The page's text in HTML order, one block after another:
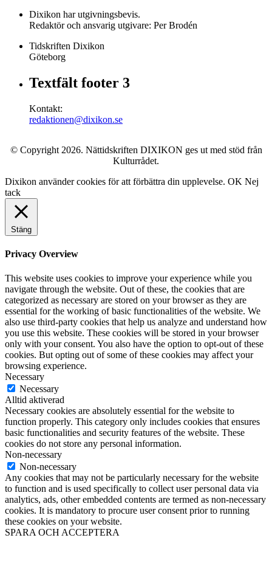
Dixikon har utgivningsbevis.
Redaktör och ansvarig utgivare: Per Brodén
Tidskriften Dixikon
Göteborg
Textfält footer 3
Kontakt:
redaktionen@dixikon.se
© Copyright 2026. Nättidskriften DIXIKON ges ut med stöd från
Kulturrådet.
Dixikon använder cookies för att förbättra din upplevelse. OK Nej
tack
Stäng
Privacy Overview
This website uses cookies to improve your experience while you
navigate through the website. Out of these, the cookies that are
categorized as necessary are stored on your browser as they are
essential for the working of basic functionalities of the website. We
also use third-party cookies that help us analyze and understand how
you use this website. These cookies will be stored in your browser
only with your consent. You also have the option to opt-out of these
cookies. But opting out of some of these cookies may affect your
browsing experience.
Necessary
Necessary
Alltid aktiverad
Necessary cookies are absolutely essential for the website to
function properly. This category only includes cookies that ensures
basic functionalities and security features of the website. These
cookies do not store any personal information.
Non-necessary
Non-necessary
Any cookies that may not be particularly necessary for the website
to function and is used specifically to collect user personal data via
analytics, ads, other embedded contents are termed as non-necessary
cookies. It is mandatory to procure user consent prior to running
these cookies on your website.
SPARA OCH ACCEPTERA